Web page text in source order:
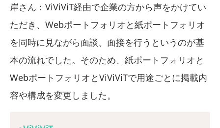
岸さん：ViViViT経由で企業の方から声をかけてい
ただき、Webポートフォリオと紙ポートフォリオ
を同時に見ながら面談、面接を行うというのが基
本の流れでした。そのため、紙ポートフォリオと
WebポートフォリオとViViViTで用途ごとに掲載内
容や構成を変更しました。